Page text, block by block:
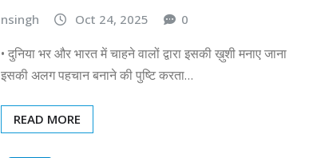
nsingh Oct 24, 2025 0
• दुनिया भर और भारत में चाहने वालों द्वारा इसकी ख़ुशी मनाए जाना
इसकी अलग पहचान बनाने की पुष्टि करता…
READ MORE